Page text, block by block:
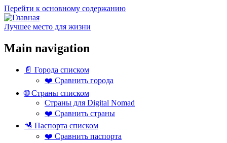
Перейти к основному содержанию
Лучшее место для жизни
Main navigation
📄 Города списком
❤️ Сравнить города
🌐 Страны списком
Страны для Digital Nomad
❤️ Сравнить страны
🛂 Паспорта списком
❤️ Сравнить паспорта